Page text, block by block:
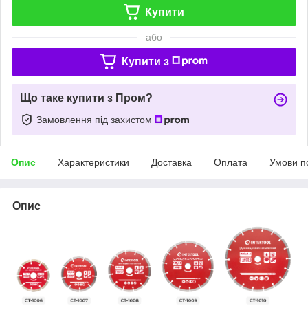
Купити
або
Купити з
Що таке купити з Пром?
Замовлення під захистом
Опис Характеристики Доставка Оплата Умови
Опис